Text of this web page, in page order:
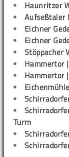
Haunritzer
Aufseßtaler
Eichner
Eichner
Stöppacher
Hammertor
Hammertor
Turm